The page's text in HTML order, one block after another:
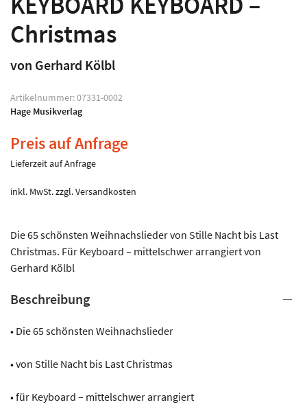
Christmas
von Gerhard Kölbl
Artikelnummer:07331-0002
Hage Musikverlag
Preis auf Anfrage
Lieferzeit auf Anfrage
inkl. MwSt.zzgl.Versandkosten
Die 65 schönsten Weihnachslieder von Stille Nacht bis Last
Christmas. Für Keyboard – mittelschwer arrangiert von
Gerhard Kölbl
Beschreibung
• Die 65 schönsten Weihnachslieder
• von Stille Nacht bis Last Christmas
• für Keyboard – mittelschwer arrangiert